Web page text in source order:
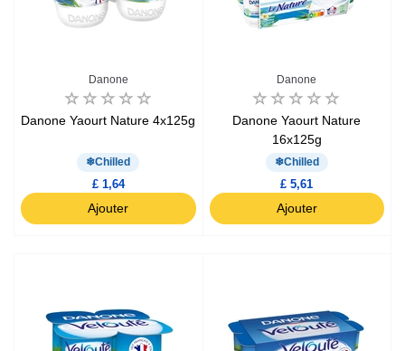
Danone
Danone Yaourt Nature 4x125g
Chilled
£ 1,64
Ajouter
Danone
Danone Yaourt Nature
16x125g
Chilled
£ 5,61
Ajouter